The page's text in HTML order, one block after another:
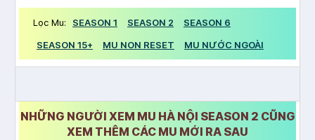
Lọc Mu: SEASON 1 SEASON 2
SEASON 6
SEASON 15+
MU NON RESET MU NƯỚC NGOÀI
NHỮNG NGƯỜI XEM MU HÀ NỘI SEASON 2 CŨNG
XEM THÊM CÁC MU MỚI RA SAU